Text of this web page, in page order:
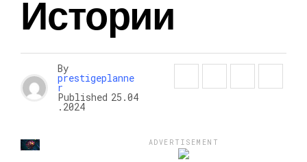
Истории
By
prestigeplanne
r
Published 25.04
.2024
ADVERTISEMENT